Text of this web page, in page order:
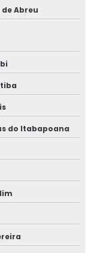
Abreu
do Itabapoana